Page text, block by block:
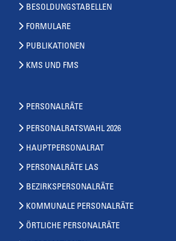
BESOLDUNGSTABELLEN
FORMULARE
PUBLIKATIONEN
KMS UND FMS
PERSONALRÄTE
PERSONALRATSWAHL 2026
HAUPTPERSONALRAT
PERSONALRÄTE LAS
BEZIRKSPERSONALRÄTE
KOMMUNALE PERSONALRÄTE
ÖRTLICHE PERSONALRÄTE